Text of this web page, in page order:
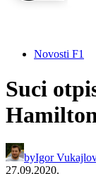
Novosti F1
Suci
byIgor
27.09.2020.